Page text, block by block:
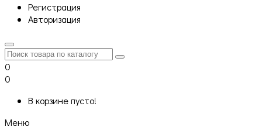
Регистрация
Авторизация
0
0
В корзине пусто!
Меню